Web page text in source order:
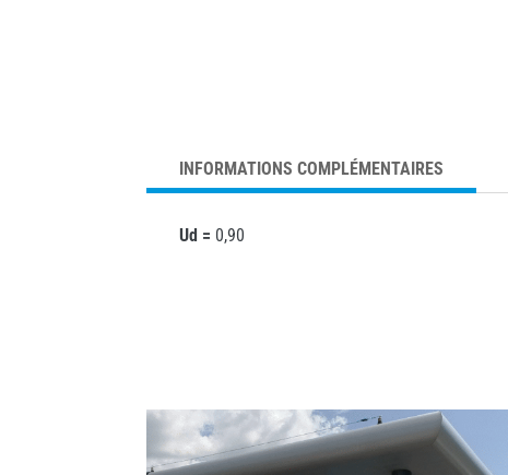
INFORMATIONS COMPLÉMENTAIRES
Ud = 0,90